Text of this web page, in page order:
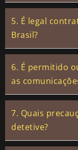
5. É legal
Brasil?
6. É permitido
as
7. Quais
detetive?